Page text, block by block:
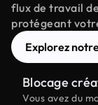
flux de travail
protégeant
Explorez
Blocage
Vous avez du